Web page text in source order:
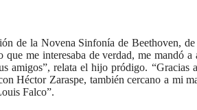
de la Novena Sinfonía de Beethoven,
me interesaba de verdad, me mandó a
amigos”, relata el hijo pródigo.
Héctor Zaraspe, también cercano a mi
Falco”.